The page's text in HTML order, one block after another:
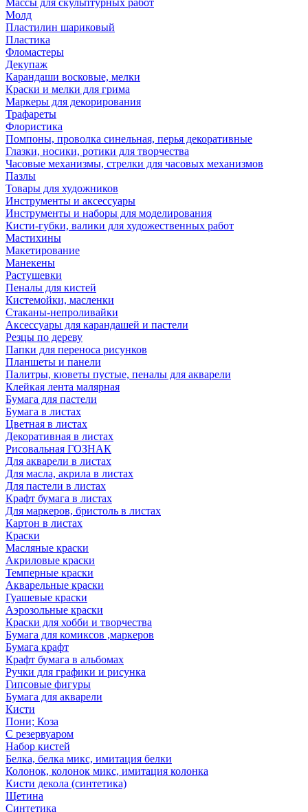
Массы для скульптурных работ
Молд
Пластилин шариковый
Пластика
Фломастеры
Декупаж
Карандаши восковые, мелки
Краски и мелки для грима
Маркеры для декорирования
Трафареты
Флористика
Помпоны, проволка синельная, перья декоративные
Глазки, носики, ротики для творчества
Часовые механизмы, стрелки для часовых механизмов
Пазлы
Товары для художников
Инструменты и аксессуары
Инструменты и наборы для моделирования
Кисти-губки, валики для художественных работ
Мастихины
Макетирование
Манекены
Растушевки
Пеналы для кистей
Кистемойки, масленки
Стаканы-непроливайки
Аксессуары для карандашей и пастели
Резцы по дереву
Папки для переноса рисунков
Планшеты и панели
Палитры, кюветы пустые, пеналы для акварели
Клейкая лента малярная
Бумага для пастели
Бумага в листах
Цветная в листах
Декоративная в листах
Рисовальная ГОЗНАК
Для акварели в листах
Для масла, акрила в листах
Для пастели в листах
Крафт бумага в листах
Для маркеров, бристоль в листах
Картон в листах
Краски
Масляные краски
Акриловые краски
Темперные краски
Акварельные краски
Гуашевые краски
Аэрозольные краски
Краски для хобби и творчества
Бумага для комиксов ,маркеров
Бумага крафт
Крафт бумага в альбомах
Ручки для графики и рисунка
Гипсовые фигуры
Бумага для акварели
Кисти
Пони; Коза
С резервуаром
Набор кистей
Белка, белка микс, имитация белки
Колонок, колонок микс, имитация колонка
Кисти декола (синтетика)
Щетина
Синтетика